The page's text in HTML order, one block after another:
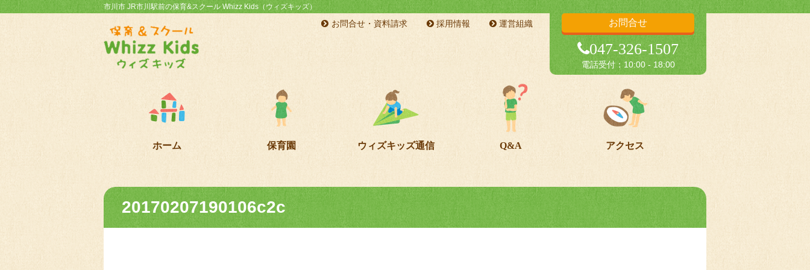
市川市 JR市川駅前の保育&スクール Whizz Kids（ウィズキッズ）
お問合せ
047-326-1507
電話受付：10:00 - 18:00
お問合せ・資料請求 採用情報 運営組織
ホーム 保育園 ウィズキッズ通信 Q&A アクセス
20170207190106c2c